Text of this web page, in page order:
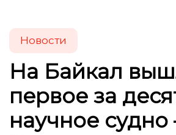
Новости
На Байкал
первое за
научное